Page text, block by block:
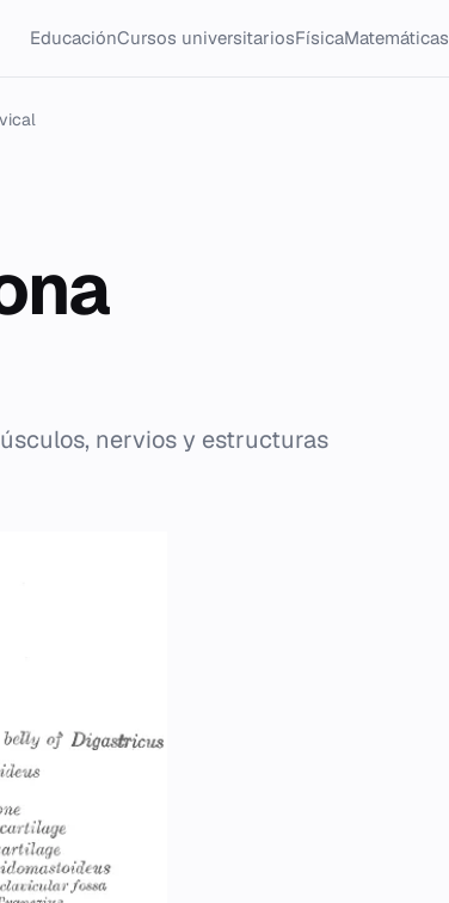
EducaciónCursos universitariosFísicaMatemáticas
nervios y estructuras